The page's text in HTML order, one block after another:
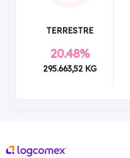
TERRESTRE
20.48%
295.663,52 KG